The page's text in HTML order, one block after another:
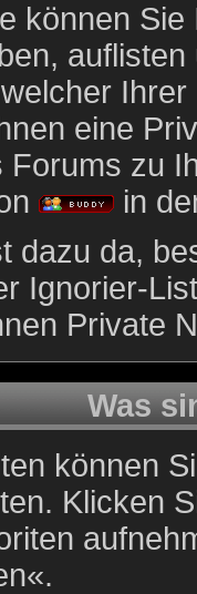
können
eine
Forums zu
in
dazu da,
Ignorier-
Private
Was
können
Klicken